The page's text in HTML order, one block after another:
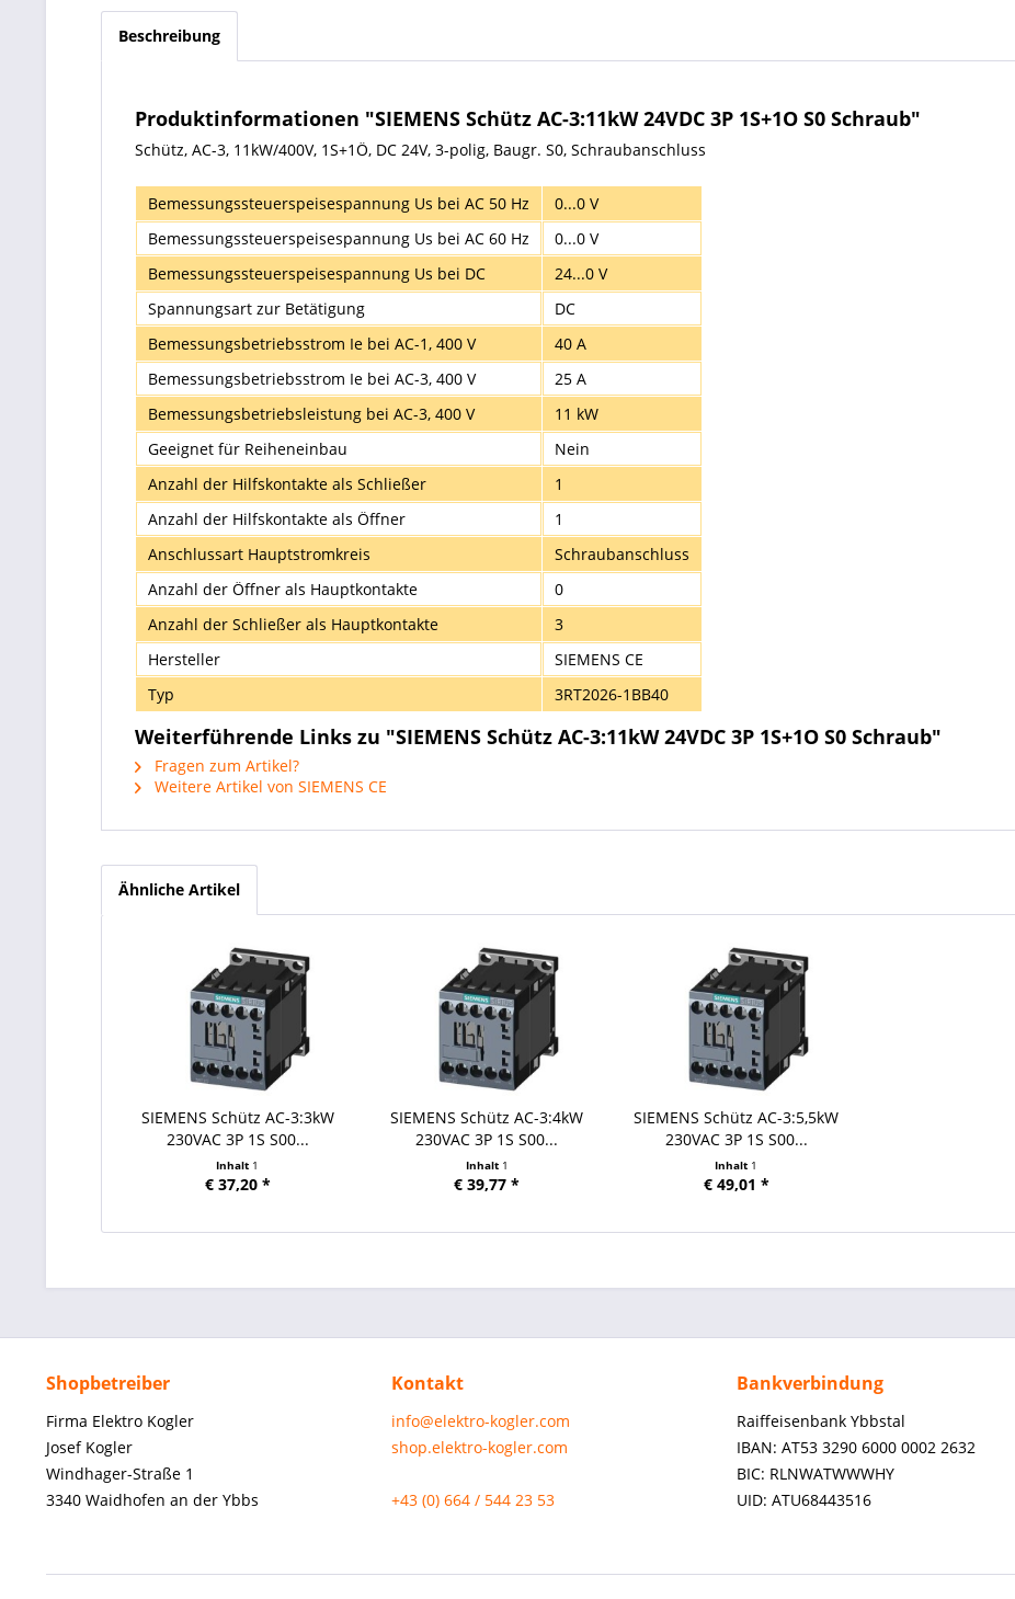
Beschreibung
Produktinformationen "SIEMENS Schütz AC-3:11kW 24VDC 3P 1S+1O S0 Schraub"
Schütz, AC-3, 11kW/400V, 1S+1Ö, DC 24V, 3-polig, Baugr. S0, Schraubanschluss
Bemessungssteuerspeisespannung Us bei AC 50 Hz
0...0 V
Bemessungssteuerspeisespannung Us bei AC 60 Hz
0...0 V
Bemessungssteuerspeisespannung Us bei DC
24...0 V
Spannungsart zur Betätigung
DC
Bemessungsbetriebsstrom Ie bei AC-1, 400 V
40 A
Bemessungsbetriebsstrom Ie bei AC-3, 400 V
25 A
Bemessungsbetriebsleistung bei AC-3, 400 V
11 kW
Geeignet für Reiheneinbau
Nein
Anzahl der Hilfskontakte als Schließer
1
Anzahl der Hilfskontakte als Öffner
1
Anschlussart Hauptstromkreis
Schraubanschluss
Anzahl der Öffner als Hauptkontakte
0
Anzahl der Schließer als Hauptkontakte
3
Hersteller
SIEMENS CE
Typ
3RT2026-1BB40
Weiterführende Links zu "SIEMENS Schütz AC-3:11kW 24VDC 3P 1S+1O S0 Schraub"
Fragen zum Artikel?
Weitere Artikel von SIEMENS CE
Ähnliche Artikel
SIEMENS Schütz AC-3:3kW
230VAC 3P 1S S00...
Inhalt 1
€ 37,20 *
SIEMENS Schütz AC-3:4kW
230VAC 3P 1S S00...
Inhalt 1
€ 39,77 *
SIEMENS Schütz AC-3:5,5kW
230VAC 3P 1S S00...
Inhalt 1
€ 49,01 *
Shopbetreiber
Firma Elektro Kogler
Josef Kogler
Windhager-Straße 1
3340 Waidhofen an der Ybbs
Kontakt
info@elektro-kogler.com
shop.elektro-kogler.com
+43 (0) 664 / 544 23 53
Bankverbindung
Raiffeisenbank Ybbstal
IBAN: AT53 3290 6000 0002 2632
BIC: RLNWATWWWHY
UID: ATU68443516